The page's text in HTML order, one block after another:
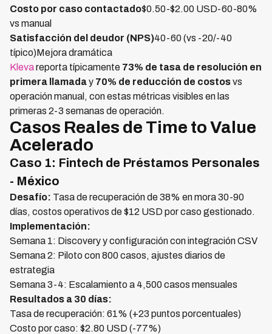
Costo por caso contactado$0.50-$2.00 USD-60-80%
vs manual
Satisfacción del deudor (NPS)40-60 (vs -20/-40
típico)Mejora dramática
Klevareporta típicamente 73% de tasa de resolución en
primera llamaday 70% de reducción de costosvs
operación manual, con estas métricas visibles en las
primeras 2-3 semanas de operación.
Casos Reales de Time to Value
Acelerado
Caso 1: Fintech de Préstamos Personales
- México
Desafío: Tasa de recuperación de 38% en mora 30-90
días, costos operativos de $12 USD por caso gestionado.
Implementación:
Semana 1: Discovery y configuración con integración CSV
Semana 2: Piloto con 800 casos, ajustes diarios de
estrategia
Semana 3-4: Escalamiento a 4,500 casos mensuales
Resultados a 30 días:
Tasa de recuperación: 61% (+23 puntos porcentuales)
Costo por caso: $2.80 USD (-77%)